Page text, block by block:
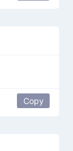
Copy